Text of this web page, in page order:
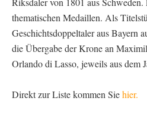
thematischen Medaillen. Als
Geschichtsdoppeltaler aus Bayern
die Übergabe der Krone an
Orlando di Lasso, jeweils aus dem
Direkt zur Liste kommen Siehier.